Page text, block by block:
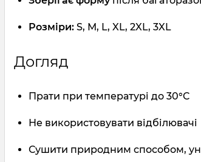
Розміри: S, M, L, XL, 2XL, 3XL
Догляд
Прати при температурі до 30°C
Не використовувати відбілювачі
Сушити природним способом,